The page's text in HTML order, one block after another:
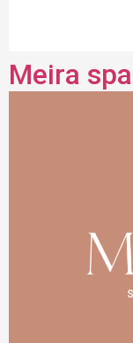
Meira